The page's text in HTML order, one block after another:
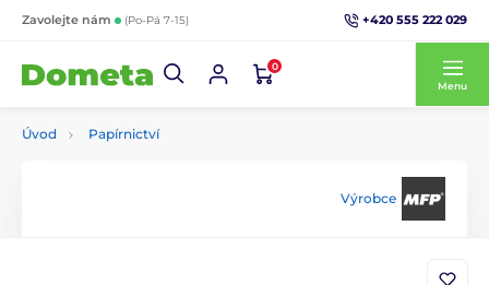
Zavolejte nám (Po-Pá 7-15) +420 555 222 029
0
Menu
Úvod Papírnictví
Výrobce